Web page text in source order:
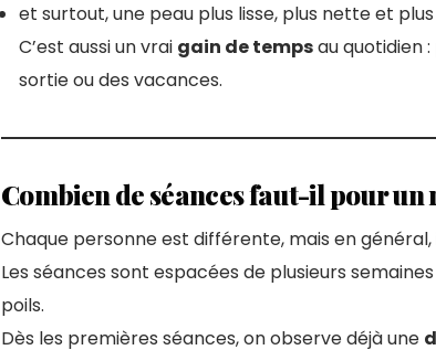
et surtout, une peau plus lisse, plus nette et
C’est aussi un vrai gain de tempsau quotidien
sortie ou des vacances.
Combien de séances faut-il pour un
Chaque personne est différente, mais en général,
Les séances sont espacées de plusieurs
poils.
Dès les premières séances, on observe déjà une